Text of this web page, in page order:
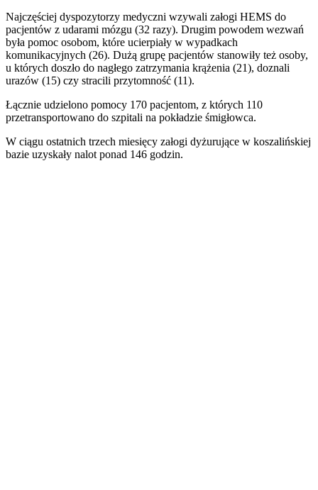
Najczęściej dyspozytorzy medyczni wzywali załogi HEMS do
pacjentów z udarami mózgu (32 razy). Drugim powodem wezwań
była pomoc osobom, które ucierpiały w wypadkach
komunikacyjnych (26). Dużą grupę pacjentów stanowiły też osoby,
u których doszło do nagłego zatrzymania krążenia (21), doznali
urazów (15) czy stracili przytomność (11).
Łącznie udzielono pomocy 170 pacjentom, z których 110
przetransportowano do szpitali na pokładzie śmigłowca.
W ciągu ostatnich trzech miesięcy załogi dyżurujące w koszalińskiej
bazie uzyskały nalot ponad 146 godzin.